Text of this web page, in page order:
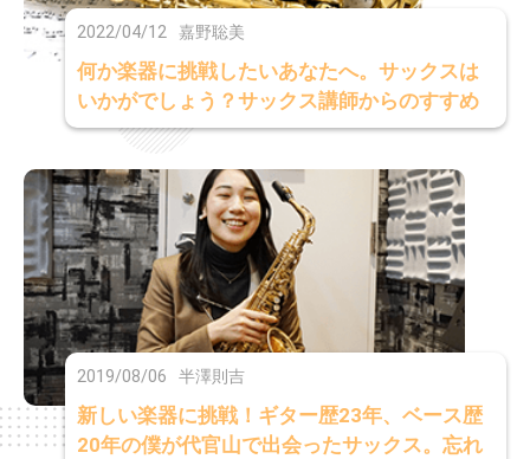
2022/04/12 嘉野聡美
何か楽器に挑戦したいあなたへ。サックスは
いかがでしょう？サックス講師からのすすめ
2019/08/06 半澤則吉
新しい楽器に挑戦！ギター歴23年、ベース歴
20年の僕が代官山で出会ったサックス。忘れ